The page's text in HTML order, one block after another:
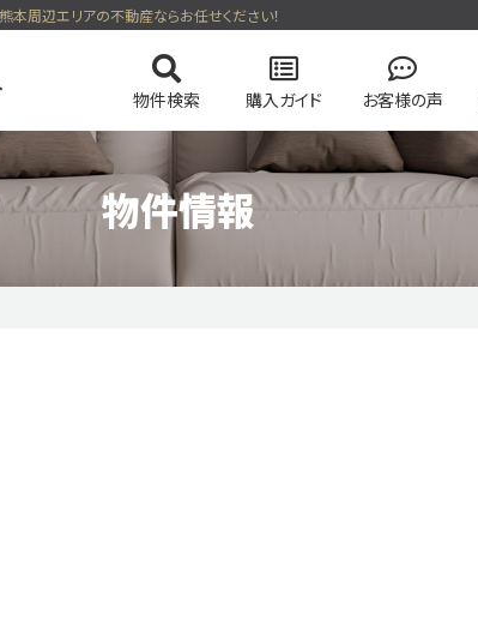
周辺エリアの不動産ならお任せください！
物件検索 購入ガイド お客様の声
物件情報